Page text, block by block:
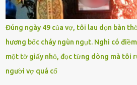
năm thứ 24. Quá trình giáo dục, học sinh
nhận thức được nội dung bài viết của
ngày 1.9 là chưa phù hợp nên đã chủ
xin lỗi trên trang Facebook cá nhân. Chu
với cơ quan chức năng. Ảnh: Đơn vị cung...
Đúng ngày 49 của vợ, tôi lau dọn bàn
hương bốc cháy ngùn ngụt. Nghi có
một tờ giấy nhỏ, đọc từng dòng mà tôi
người vợ quá cố